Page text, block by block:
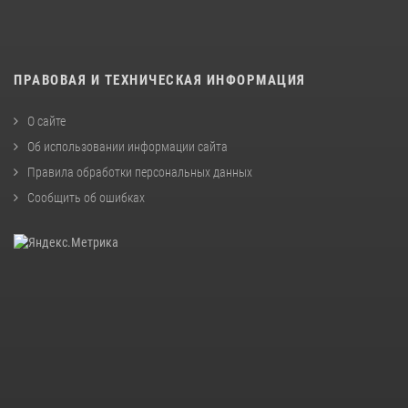
ПРАВОВАЯ И ТЕХНИЧЕСКАЯ ИНФОРМАЦИЯ
О сайте
Об использовании информации сайта
Правила обработки персональных данных
Сообщить об ошибках